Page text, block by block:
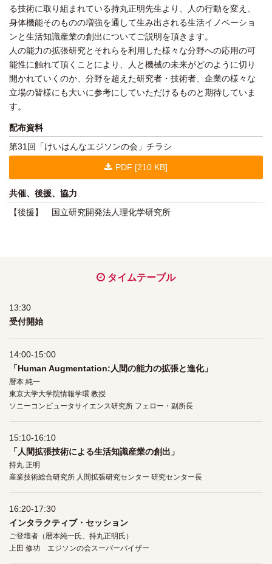
る技術に取り組まれている持丸正明先生より、人の行動を変え、
身体機能そのものの増強を通して生み出される生活イノベーショ
ンと生活知識産業の創出についてご説明を頂きます。
人の能力の拡張研究とそれらを利用した様々な分野への応用の可
能性に触れて頂くことにより、人と機械の未来がどのように切り
開かれていくのか、分野を超えた研究者・技術者、企業の様々な
立場の皆様にも大いに参考にしていただけるものと期待していま
す。
配布資料
第31回「けいはんなエジソンの会」チラシ
PDF [210 KB]
共催、後援、協力
【後援】 国立研究開発法人理化学研究所
タイムテーブル
13:30
受付開始
14:00-15:00
「Human Augmentation:人間の能力の拡張と進化」
暦本 純一
東京大学大学院情報学環 教授
ソニーコンピュータサイエンス研究所 フェロー・副所長
15:10-16:10
「人間拡張技術による生活知識産業の創出」
持丸 正明
産業技術総合研究所 人間拡張研究センター 研究センター長
16:20-17:30
インタラクティブ・セッション
ご登壇者（暦本純一氏、持丸正明氏）
上田 修功 エジソンの会スーパーバイザー